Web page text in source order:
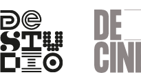
Skip
to
main
navigation